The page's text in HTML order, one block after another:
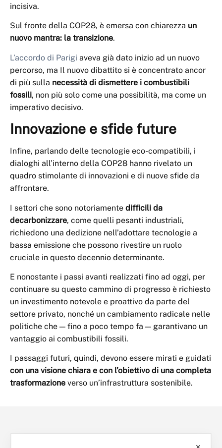
incisiva.
Sul fronte della COP28, è emersa con chiarezza un
nuovo mantra: la transizione.
L’accordo di Parigi aveva già dato inizio ad un nuovo
percorso, ma Il nuovo dibattito si è concentrato ancor
di più sulla necessità di dismettere i combustibili
fossili, non più solo come una possibilità, ma come un
imperativo decisivo.
Innovazione e sfide future
Infine, parlando delle tecnologie eco-compatibili, i
dialoghi all’interno della COP28 hanno rivelato un
quadro stimolante di innovazioni e di nuove sfide da
affrontare.
I settori che sono notoriamente difficili da
decarbonizzare, come quelli pesanti industriali,
richiedono una dedizione nell’adottare tecnologie a
bassa emissione che possono rivestire un ruolo
cruciale in questo decennio determinante.
E nonostante i passi avanti realizzati fino ad oggi, per
continuare su questo cammino di progresso è richiesto
un investimento notevole e proattivo da parte del
settore privato, nonché un cambiamento radicale nelle
politiche che — fino a poco tempo fa — garantivano un
vantaggio ai combustibili fossili.
I passaggi futuri, quindi, devono essere mirati e guidati
con una visione chiara e con l’obiettivo di una completa
trasformazione verso un’infrastruttura sostenibile.